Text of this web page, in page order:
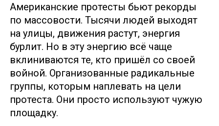
Американские протесты бьют рекорды
по массовости. Тысячи людей выходят
на улицы, движения растут, энергия
бурлит. Но в эту энергию всё чаще
вклиниваются те, кто пришёл со своей
войной. Организованные радикальные
группы, которым наплевать на цели
протеста. Они просто используют чужую
площадку.